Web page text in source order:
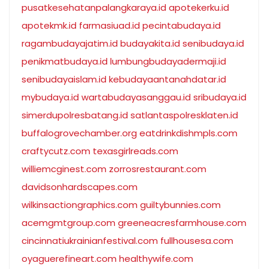
pusatkesehatanpalangkaraya.id apotekerku.id
apotekmk.id farmasiuad.id pecintabudaya.id
ragambudayajatim.id budayakita.id senibudaya.id
penikmatbudaya.id lumbungbudayadermaji.id
senibudayaislam.id kebudayaantanahdatar.id
mybudaya.id wartabudayasanggau.id sribudaya.id
simerdupolresbatang.id satlantaspolresklaten.id
buffalogrovechamber.org eatdrinkdishmpls.com
craftycutz.com texasgirlreads.com
williemcginest.com zorrosrestaurant.com
davidsonhardscapes.com
wilkinsactiongraphics.com guiltybunnies.com
acemgmtgroup.com greeneacresfarmhouse.com
cincinnatiukrainianfestival.com fullhousesa.com
oyaguerefineart.com healthywife.com